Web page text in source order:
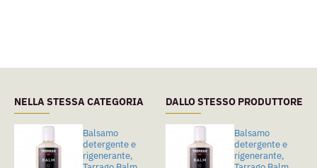
NELLA STESSA CATEGORIA
Balsamo
detergente e
rigenerante,
Tarrago Cleaner
Smacchiatore
Universale
DALLO STESSO PRODUTTORE
Balsamo
detergente e
rigenerante,